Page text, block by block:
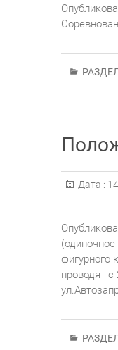
Дата :
фигурного
проводят с